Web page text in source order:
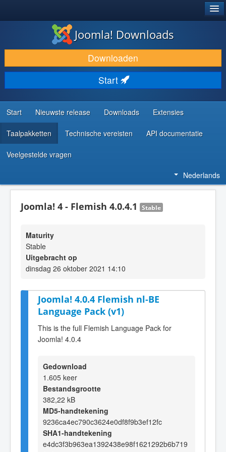
DOWNLOAD & BREID UIT
ONTDEK & LEER
COMMUNITY & ONDERSTEUNING
ONTWIKKELAARSBRONNEN
Joomla! Downloads
Downloaden
Start
Start Nieuwste release Downloads Extensies
Taalpakketten Technische vereisten API documentatie
Veelgestelde vragen
Nederlands
Joomla! 4 - Flemish 4.0.4.1 Stable
Maturity
Stable
Uitgebracht op
dinsdag 26 oktober 2021 14:10
Joomla! 4.0.4 Flemish nl-BE
Language Pack (v1)
This is the full Flemish Language Pack for
Joomla! 4.0.4
Gedownload
1.605 keer
Bestandsgrootte
382,22 kB
MD5-handtekening
9236ca4ec790c3624e0df8f9b3ef12fc
SHA1-handtekening
e4dc3f3b963ea1392438e98f1621292b6b719